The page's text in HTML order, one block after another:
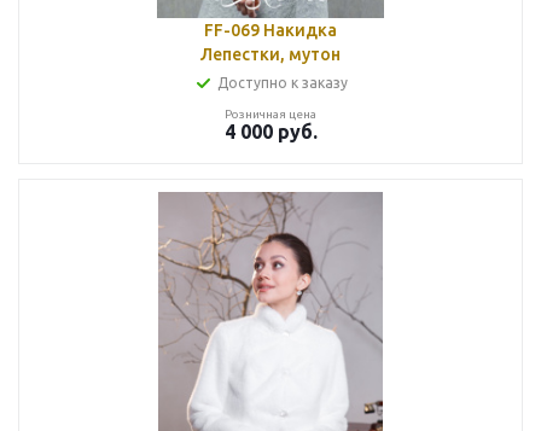
FF-069 Накидка
Лепестки, мутон
Доступно к заказу
Розничная цена
4 000руб.